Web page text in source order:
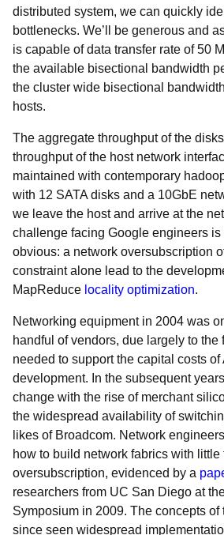
distributed system, we can quickly
bottlenecks. We’ll be generous and
is capable of data transfer rate of 50
the available bisectional bandwidth
the cluster wide bisectional
hosts.
The aggregate throughput of the
throughput of the host network
maintained with contemporary
with 12 SATA disks and a 10GbE
we leave the host and arrive at the
challenge facing Google engineers
obvious: a network oversubscription
constraint alone lead to the
MapReduce locality optimization.
Networking equipment in 2004 was
handful of vendors, due largely to the
needed to support the capital costs of
development. In the subsequent
change with the rise of merchant
the widespread availability of
likes of Broadcom. Network
how to build network fabrics with little
oversubscription, evidenced by a
researchers from UC San Diego at
Symposium in 2009. The concepts of
since seen widespread